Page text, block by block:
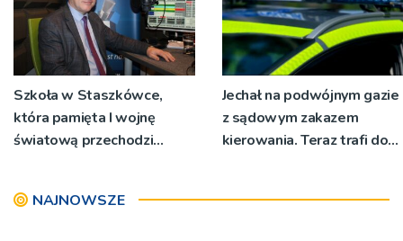
Szkoła w Staszkówce,
która pamięta I wojnę
światową przechodzi
Jechał na podwójnym gazie
z sądowym zakazem
kierowania. Teraz trafi do
NAJNOWSZE